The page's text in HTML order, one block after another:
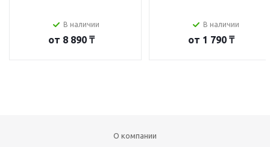
В наличии
от 8 890 ₸
В наличии
от 1 790 ₸
О компании